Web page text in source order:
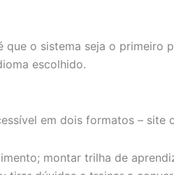
que o sistema seja o primeiro
escolhido.
em dois formatos – site
montar trilha de